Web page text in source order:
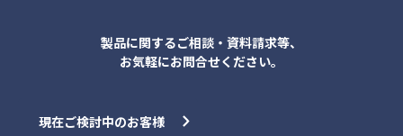
製品に関するご相談・資料請求等、
お気軽にお問合せください。
現在ご検討中のお客様